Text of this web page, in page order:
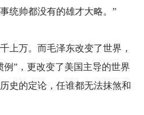
统帅都没有的雄才大略。”
上万。而毛泽东改变了世界，
”，更改变了美国主导的世界
史的定论，任谁都无法抹煞和